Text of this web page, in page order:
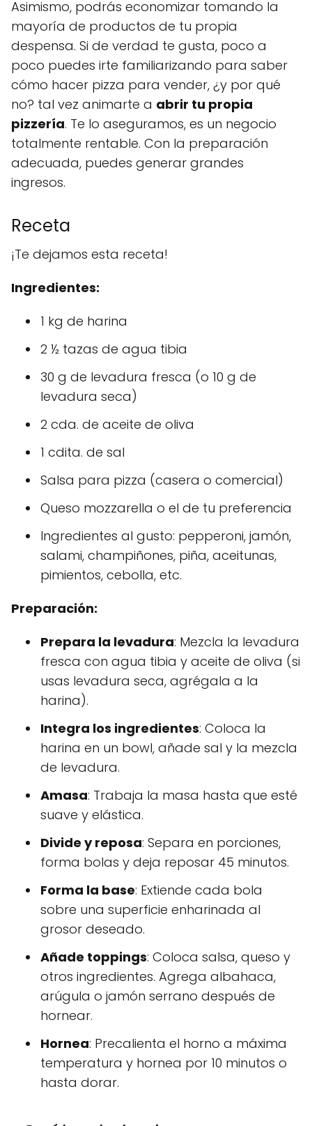
Asimismo, podrás economizar tomando la
mayoría de productos de tu propia
despensa. Si de verdad te gusta, poco a
poco puedes irte familiarizando para saber
cómo hacer pizza para vender, ¿y por qué
no? tal vez animarte a abrir tu propia
pizzería. Te lo aseguramos, es un negocio
totalmente rentable. Con la preparación
adecuada, puedes generar grandes
ingresos.
Receta
¡Te dejamos esta receta!
Ingredientes:
1 kg de harina
2 ½ tazas de agua tibia
30 g de levadura fresca (o 10 g de
levadura seca)
2 cda. de aceite de oliva
1 cdita. de sal
Salsa para pizza (casera o comercial)
Queso mozzarella o el de tu preferencia
Ingredientes al gusto: pepperoni, jamón,
salami, champiñones, piña, aceitunas,
pimientos, cebolla, etc.
Preparación:
Prepara la levadura: Mezcla la levadura
fresca con agua tibia y aceite de oliva (si
usas levadura seca, agrégala a la
harina).
Integra los ingredientes: Coloca la
harina en un bowl, añade sal y la mezcla
de levadura.
Amasa: Trabaja la masa hasta que esté
suave y elástica.
Divide y reposa: Separa en porciones,
forma bolas y deja reposar 45 minutos.
Forma la base: Extiende cada bola
sobre una superficie enharinada al
grosor deseado.
Añade toppings: Coloca salsa, queso y
otros ingredientes. Agrega albahaca,
arúgula o jamón serrano después de
hornear.
Hornea: Precalienta el horno a máxima
temperatura y hornea por 10 minutos o
hasta dorar.